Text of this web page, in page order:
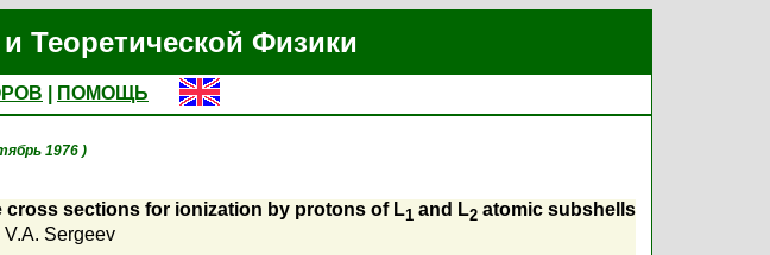
Теоретической Физики
ПОМОЩЬ
1976 )
cross sections for ionization by protons of L1 and L2 atomic subshells
V.A. Sergeev